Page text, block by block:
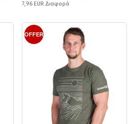
7,96 EUR Διαφορά
OFFER